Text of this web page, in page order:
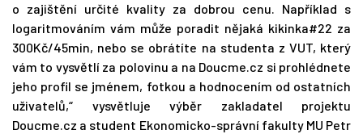
o zajištění určité kvality za dobrou cenu. Například s
logaritmováním vám může poradit nějaká kikinka#22 za
300Kč/45min, nebo se obrátíte na studenta z VUT, který
vám to vysvětlí za polovinu a na Doucme.cz si prohlédnete
jeho profil se jménem, fotkou a hodnocením od ostatních
uživatelů,“ vysvětluje výběr zakladatel projektu
Doucme.cz a student Ekonomicko-správní fakulty MU Petr